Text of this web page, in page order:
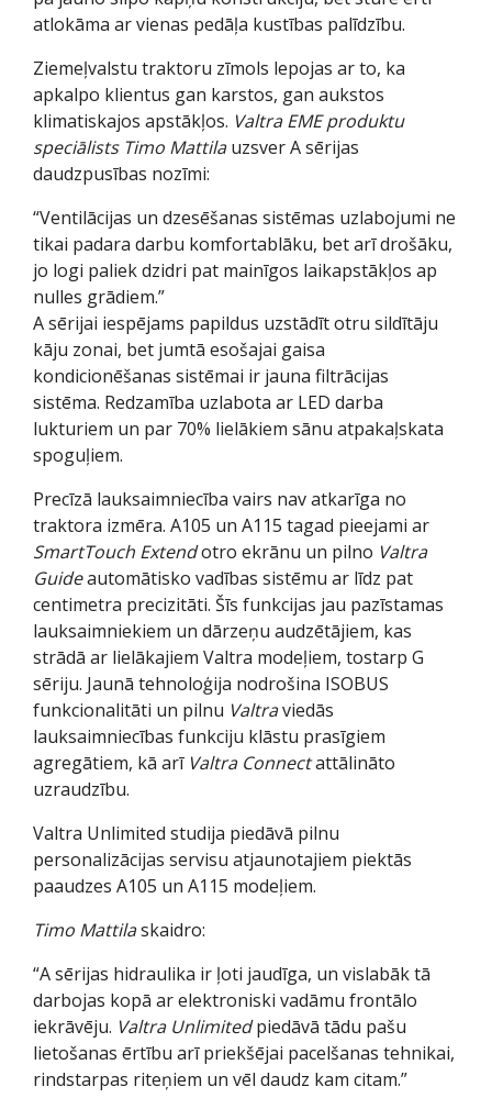
atlokāma ar vienas pedāļa kustības palīdzību.
Ziemeļvalstu traktoru zīmols lepojas ar to, ka
apkalpo klientus gan karstos, gan aukstos
klimatiskajos apstākļos. Valtra EME produktu
speciālists Timo Mattilauzsver A sērijas
daudzpusības nozīmi:
“Ventilācijas un dzesēšanas sistēmas uzlabojumi ne
tikai padara darbu komfortablāku, bet arī drošāku,
jo logi paliek dzidri pat mainīgos laikapstākļos ap
nulles grādiem.”
A sērijai iespējams papildus uzstādīt otru sildītāju
kāju zonai, bet jumtā esošajai gaisa
kondicionēšanas sistēmai ir jauna filtrācijas
sistēma. Redzamība uzlabota ar LED darba
lukturiem un par 70% lielākiem sānu atpakaļskata
spoguļiem.
Precīzā lauksaimniecība vairs nav atkarīga no
traktora izmēra. A105 un A115 tagad pieejami ar
SmartTouch Extendotro ekrānu un pilno Valtra
Guideautomātisko vadības sistēmu ar līdz pat
centimetra precizitāti. Šīs funkcijas jau pazīstamas
lauksaimniekiem un dārzeņu audzētājiem, kas
strādā ar lielākajiem Valtra modeļiem, tostarp G
sēriju. Jaunā tehnoloģija nodrošina ISOBUS
funkcionalitāti un pilnu Valtraviedās
lauksaimniecības funkciju klāstu prasīgiem
agregātiem, kā arī Valtra Connectattālināto
uzraudzību.
Valtra Unlimited studija piedāvā pilnu
personalizācijas servisu atjaunotajiem piektās
paaudzes A105 un A115 modeļiem.
Timo Mattilaskaidro:
“A sērijas hidraulika ir ļoti jaudīga, un vislabāk tā
darbojas kopā ar elektroniski vadāmu frontālo
iekrāvēju. Valtra Unlimitedpiedāvā tādu pašu
lietošanas ērtību arī priekšējai pacelšanas tehnikai,
rindstarpas riteņiem un vēl daudz kam citam.”